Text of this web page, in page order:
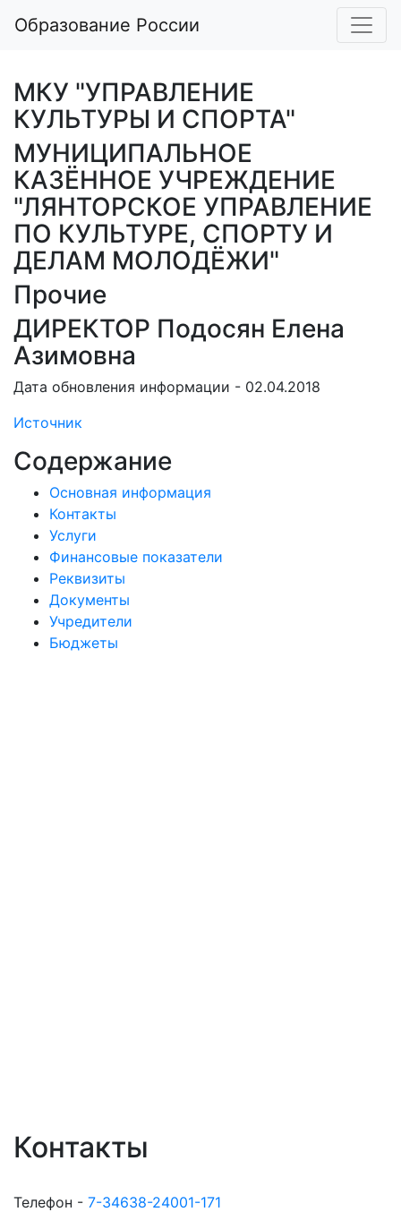
Образование России
МКУ "УПРАВЛЕНИЕ
КУЛЬТУРЫ И СПОРТА"
МУНИЦИПАЛЬНОЕ
КАЗЁННОЕ УЧРЕЖДЕНИЕ
"ЛЯНТОРСКОЕ УПРАВЛЕНИЕ
ПО КУЛЬТУРЕ, СПОРТУ И
ДЕЛАМ МОЛОДЁЖИ"
Прочие
ДИРЕКТОР Подосян Елена
Азимовна
Дата обновления информации - 02.04.2018
Источник
Содержание
Основная информация
Контакты
Услуги
Финансовые показатели
Реквизиты
Документы
Учредители
Бюджеты
Контакты
Телефон - 7-34638-24001-171